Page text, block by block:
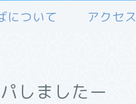
について アクセス
しましたー